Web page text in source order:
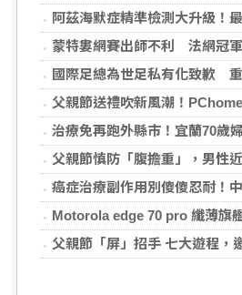
阿茲海默症精準檢測大升級！最新血液生物標記檢測，不再只能靠「猜」
蒙特婁網賽出師不利 法網冠軍茲韋列夫輸荷蘭對手
國際足總為世足私有化致歉 重申力挺主席英凡提諾
父親節送禮吹新風潮！PChome 24h 購物揭男香 TOP5 與居家健身器材買
治療免再跑外縣市！宜蘭70歲婦心房顫動多年 在地接受電燒治療改善心
父親節慎防「腹擔重」，男性近4成有脂肪肝！醫籲：別忘量腰圍、檢視健檢
癌症治療副作用別傻傻忍耐！中醫個人化體質調理 助癌友緩解疲憊與不適
Motorola edge 70 pro 纖薄旗艦登場 g37 power 7,000mAh 怪獸級電量同步亮
父親節「屏」招手 七大遊程，邀您陪爸爸一起過節「趣」